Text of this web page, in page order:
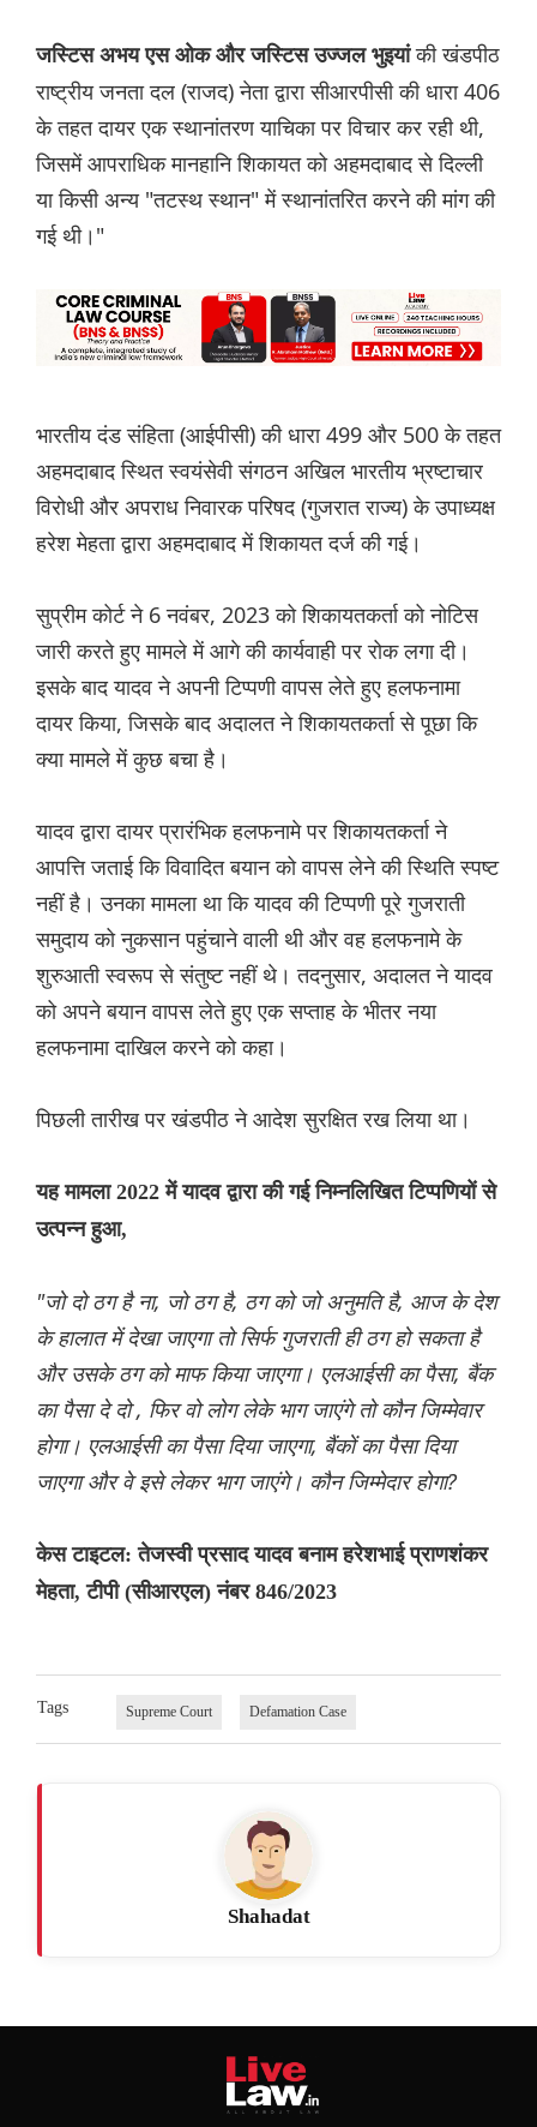
जस्टिस अभय एस ओक और जस्टिस उज्जल भुइयांकी खंडपीठ
राष्ट्रीय जनता दल (राजद) नेता द्वारा सीआरपीसी की धारा 406
के तहत दायर एक स्थानांतरण याचिका पर विचार कर रही थी,
जिसमें आपराधिक मानहानि शिकायत को अहमदाबाद से दिल्ली
या किसी अन्य "तटस्थ स्थान" में स्थानांतरित करने की मांग की
गई थी।"
भारतीय दंड संहिता (आईपीसी) की धारा 499 और 500 के तहत
अहमदाबाद स्थित स्वयंसेवी संगठन अखिल भारतीय भ्रष्टाचार
विरोधी और अपराध निवारक परिषद (गुजरात राज्य) के उपाध्यक्ष
हरेश मेहता द्वारा अहमदाबाद में शिकायत दर्ज की गई।
सुप्रीम कोर्ट ने 6 नवंबर, 2023 को शिकायतकर्ता को नोटिस
जारी करते हुए मामले में आगे की कार्यवाही पर रोक लगा दी।
इसके बाद यादव ने अपनी टिप्पणी वापस लेते हुए हलफनामा
दायर किया, जिसके बाद अदालत ने शिकायतकर्ता से पूछा कि
क्या मामले में कुछ बचा है।
यादव द्वारा दायर प्रारंभिक हलफनामे पर शिकायतकर्ता ने
आपत्ति जताई कि विवादित बयान को वापस लेने की स्थिति स्पष्ट
नहीं है। उनका मामला था कि यादव की टिप्पणी पूरे गुजराती
समुदाय को नुकसान पहुंचाने वाली थी और वह हलफनामे के
शुरुआती स्वरूप से संतुष्ट नहीं थे। तदनुसार, अदालत ने यादव
को अपने बयान वापस लेते हुए एक सप्ताह के भीतर नया
हलफनामा दाखिल करने को कहा।
पिछली तारीख पर खंडपीठ ने आदेश सुरक्षित रख लिया था।
यह मामला 2022 में यादव द्वारा की गई निम्नलिखित टिप्पणियों से
उत्पन्न हुआ,
"जो दो ठग है ना, जो ठग है, ठग को जो अनुमति है, आज के देश
के हालात में देखा जाएगा तो सिर्फ गुजराती ही ठग हो सकता है
और उसके ठग को माफ किया जाएगा। एलआईसी का पैसा, बैंक
का पैसा दे दो , फिर वो लोग लेके भाग जाएंगे तो कौन जिम्मेवार
होगा। एलआईसी का पैसा दिया जाएगा, बैंकों का पैसा दिया
जाएगा और वे इसे लेकर भाग जाएंगे। कौन जिम्मेदार होगा?
केस टाइटल: तेजस्वी प्रसाद यादव बनाम हरेशभाई प्राणशंकर
मेहता, टीपी (सीआरएल) नंबर 846/2023
Tags Supreme Court Defamation Case
Shahadat